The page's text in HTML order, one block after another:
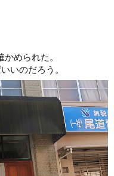
められた。
いのだろう。